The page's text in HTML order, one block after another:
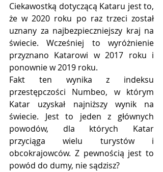
Ciekawostką dotyczącą Kataru jest to,
że w 2020 roku po raz trzeci został
uznany za najbezpieczniejszy kraj na
świecie. Wcześniej to wyróżnienie
przyznano Katarowi w 2017 roku i
ponownie w 2019 roku.
Fakt ten wynika z indeksu
przestępczości Numbeo, w którym
Katar uzyskał najniższy wynik na
świecie. Jest to jeden z głównych
powodów, dla których Katar
przyciąga wielu turystów i
obcokrajowców. Z pewnością jest to
powód do dumy, nie sądzisz?